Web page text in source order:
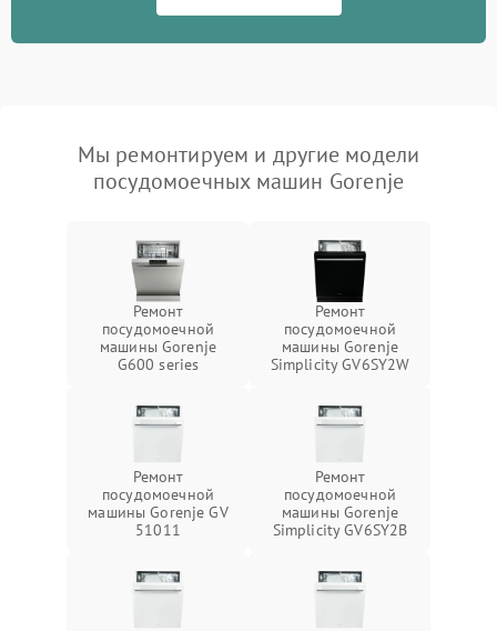
Мы ремонтируем и другие модели
посудомоечных машин Gorenje
Ремонт
посудомоечной
машины Gorenje
G600 series
Ремонт
посудомоечной
машины Gorenje
Simplicity GV6SY2W
Ремонт
посудомоечной
машины Gorenje GV
51011
Ремонт
посудомоечной
машины Gorenje
Simplicity GV6SY2B